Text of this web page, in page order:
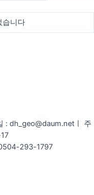
습니다
: dh_geo@daum.netㅣ 주
293-1797